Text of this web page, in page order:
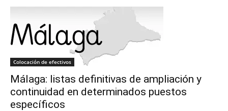
Colocación de efectivos
Málaga: listas definitivas de ampliación y
continuidad en determinados puestos
específicos